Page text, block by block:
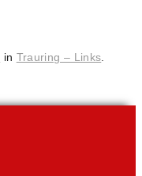
in Trauring – Links